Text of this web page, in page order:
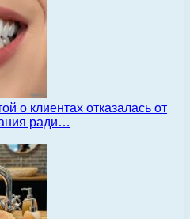
о клиентах отказалась от
ради…